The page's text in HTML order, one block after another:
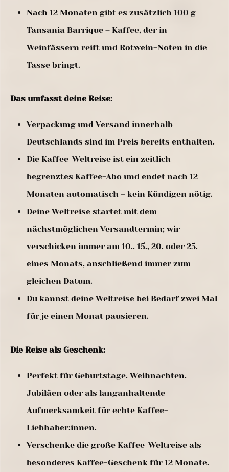
Nach 12 Monaten gibt es zusätzlich 100 g
Tansania Barrique – Kaffee, der in
Weinfässern reift und Rotwein-Noten in die
Tasse bringt.
Das umfasst deine Reise:
Verpackung und Versand innerhalb
Deutschlands sind im Preis bereits enthalten.
Die Kaffee-Weltreise ist ein zeitlich
begrenztes Kaffee-Abo und endet nach 12
Monaten automatisch – kein Kündigen nötig.
Deine Weltreise startet mit dem
nächstmöglichen Versandtermin; wir
verschicken immer am 10., 15., 20. oder 25.
eines Monats, anschließend immer zum
gleichen Datum.
Du kannst deine Weltreise bei Bedarf zwei Mal
für je einen Monat pausieren.
Die Reise als Geschenk:
Perfekt für Geburtstage, Weihnachten,
Jubiläen oder als langanhaltende
Aufmerksamkeit für echte Kaffee-
Liebhaber:innen.
Verschenke die große Kaffee-Weltreise als
besonderes Kaffee-Geschenk für 12 Monate.